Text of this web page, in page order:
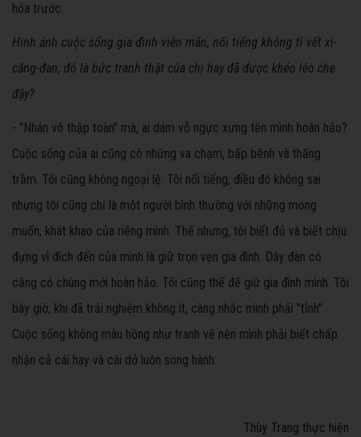
hóa trước.
Hình ảnh cuộc sống gia đình viên mãn, nổi tiếng không tì vết xì-
căng-đan, đó là bức tranh thật của chị hay đã được khéo léo che
đậy?
- "Nhân vô thập toàn" mà, ai dám vỗ ngực xưng tên mình hoàn hảo?
Cuộc sống của ai cũng có những va chạm, bấp bênh và thăng
trầm. Tôi cũng không ngoại lệ. Tôi nổi tiếng, điều đó không sai
nhưng tôi cũng chỉ là một người bình thường với những mong
muốn, khát khao của riêng mình. Thế nhưng, tôi biết đủ và biết chịu
đựng vì đích đến của mình là giữ trọn vẹn gia đình. Dây đàn có
căng có chùng mới hoàn hảo. Tôi cũng thế để giữ gia đình mình. Tôi
bây giờ, khi đã trải nghiệm không ít, càng nhắc mình phải "tỉnh".
Cuộc sống không màu hồng như tranh vẽ nên mình phải biết chấp
nhận cả cái hay và cái dở luôn song hành.
Thùy Trang thực hiện